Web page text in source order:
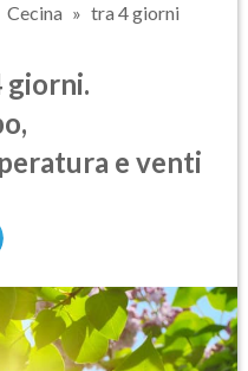
Cecina tra 4 giorni
giorni.
e venti